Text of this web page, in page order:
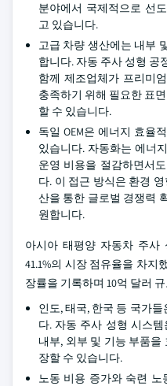
분야에서 국제적으로 선
고 있습니다.
고급 차량 생산에는 내부
합니다. 자동 주사 성형 공
함께 제조업체가 프리미
충족하기 위해 필요한 표
할 수 있습니다.
독일 OEM은 에너지 효율
있습니다. 자동화는 에너
운영 비용을 절감하면서
다. 이 접근 방식은 환경
산을 통한 글로벌 경쟁력
원합니다.
아시아 태평양 자동차 주사
41.1%의 시장 점유율을 차지
장률을 기록하며 10억 달러
인도, 태국, 한국 등 국가
다. 자동 주사 성형 시스
내부, 외부 및 기능 부품
장할 수 있습니다.
노동 비용 증가와 숙련 노